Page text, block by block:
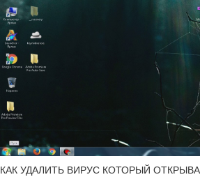
КАК УДАЛИТЬ ВИРУС КОТОРЫЙ